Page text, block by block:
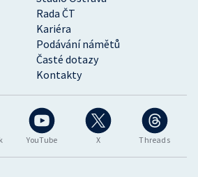
YouTube X Threads
Rada ČT
Kariéra
Podávání námětů
Časté dotazy
Kontakty